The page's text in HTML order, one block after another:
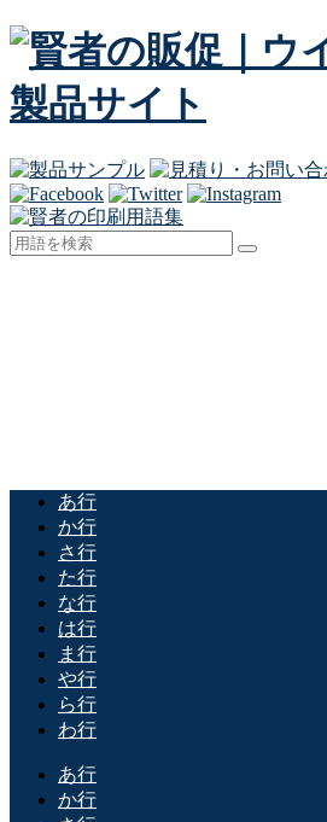
あ行
か行
さ行
た行
な行
は行
ま行
や行
ら行
わ行
あ行
か行